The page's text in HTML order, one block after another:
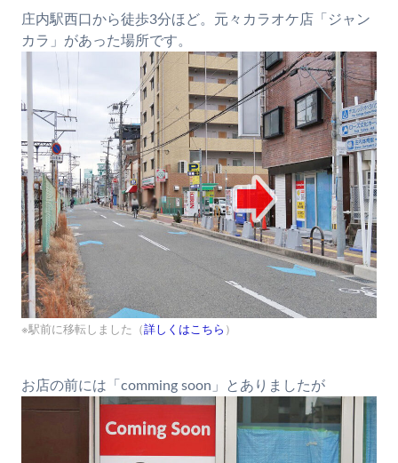
庄内駅西口から徒歩3分ほど。元々カラオケ店「ジャン
カラ」があった場所です。
※駅前に移転しました（詳しくはこちら ）
お店の前には「comming soon」とありましたが